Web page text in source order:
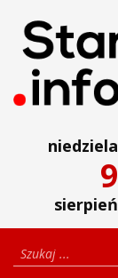
niedziela
9
sierpień